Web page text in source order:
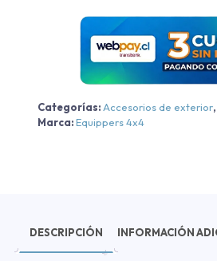
max
Ford
Ranger
2012-
cantidad
Categorías:Accesorios de exterior,
Marca:Equippers 4x4
DESCRIPCIÓN INFORMACIÓN